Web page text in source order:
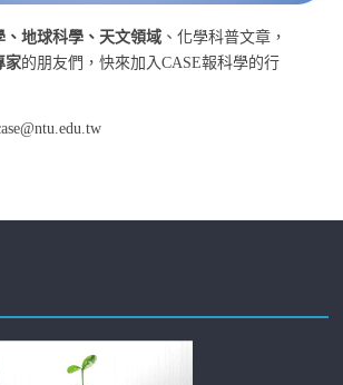
、地球科學、天文領域 、化學科普文章，
家的朋友們，快來加入CASE報科學的行